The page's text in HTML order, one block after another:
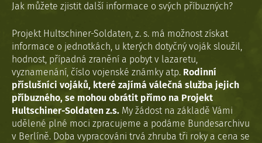
Jak můžete zjistit další informace o svých příbuzných?
Projekt Hultschiner-Soldaten, z. s. má možnost získat
informace o jednotkách, u kterých dotyčný voják sloužil,
hodnost, případná zranění a pobyt v lazaretu,
vyznamenání, číslo vojenské známky atp. Rodinní
příslušníci vojáků, které zajímá válečná služba jejich
příbuzného, se mohou obrátit přímo na Projekt
Hultschiner-Soldaten z.s. My žádost na základě Vámi
udělené plné moci zpracujeme a podáme Bundesarchivu
v Berlíně. Doba vypracováni trvá zhruba tři roky a cena se